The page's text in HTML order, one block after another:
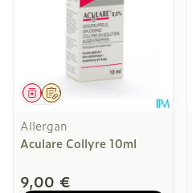
Sur prescription
Médicament
Allergan
Aculare Collyre 10ml
9,00 €